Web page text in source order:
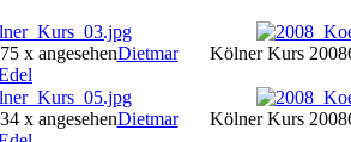
x angesehenDietmar
Kölner Kurs 2008
x angesehenDietmar
Kölner Kurs 2008